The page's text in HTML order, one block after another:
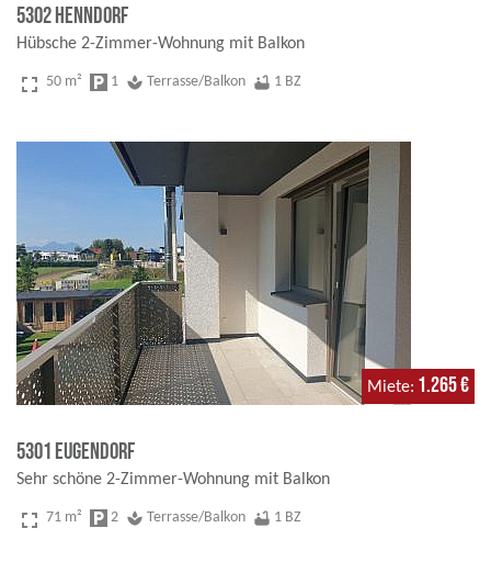
5302 Henndorf
Hübsche 2-Zimmer-Wohnung mit Balkon
fullscreen 50 m² local_parking 1 spa Terrasse/Balkon bathtub 1 BZ
Miete 1.265 €
5301 Eugendorf
Sehr schöne 2-Zimmer-Wohnung mit Balkon
fullscreen 71 m² local_parking 2 spa Terrasse/Balkon bathtub 1 BZ